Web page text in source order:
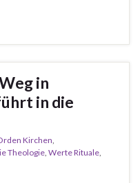
in
in die
Kirchen
Theologie Werte Rituale